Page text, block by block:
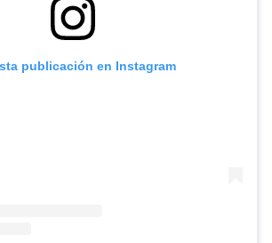
publicación en Instagram